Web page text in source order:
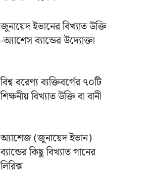
জুনায়েদ ইভানের বিখ্যাত উক্তি
-অ্যাশেস ব্যান্ডের উদ্যোক্তা
বিশ্ব বরেণ্য ব্যক্তিবর্গের ৭০টি
শিক্ষনীয় বিখ্যাত উক্তি বা বানী
অ্যাশেজ (জুনায়েদ ইভান)
ব্যান্ডের কিছু বিখ্যাত গানের
লিরিক্স